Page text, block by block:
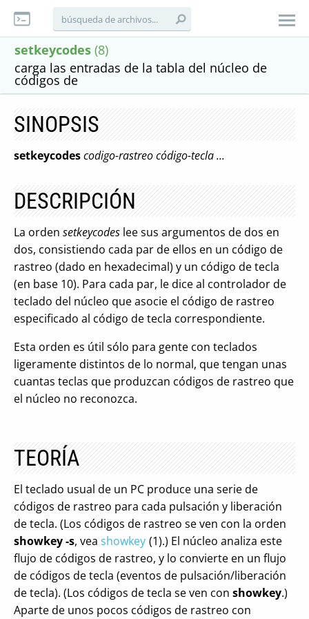
setkeycodes (8)
carga las entradas de la tabla del núcleo de
códigos de
SINOPSIS
setkeycodescodigo-rastreo código-tecla ...
DESCRIPCIÓN
La orden setkeycodes lee sus argumentos de dos en
dos, consistiendo cada par de ellos en un código de
rastreo (dado en hexadecimal) y un código de tecla
(en base 10). Para cada par, le dice al controlador de
teclado del núcleo que asocie el código de rastreo
especificado al código de tecla correspondiente.
Esta orden es útil sólo para gente con teclados
ligeramente distintos de lo normal, que tengan unas
cuantas teclas que produzcan códigos de rastreo que
el núcleo no reconozca.
TEORÍA
El teclado usual de un PC produce una serie de
códigos de rastreo para cada pulsación y liberación
de tecla. (Los códigos de rastreo se ven con la orden
showkey -s, vea showkey (1).) El núcleo analiza este
flujo de códigos de rastreo, y lo convierte en un flujo
de códigos de tecla (eventos de pulsación/liberación
de tecla). (Los códigos de tecla se ven con showkey.)
Aparte de unos pocos códigos de rastreo con